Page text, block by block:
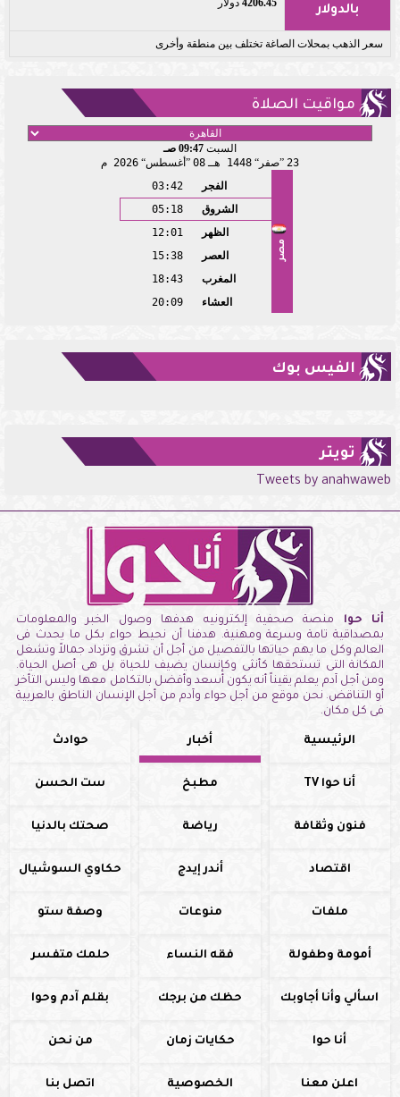
بالدولار
سعر الذهب بمحلات الصاغة تختلف بين منطقة وأخرى
مواقيت الصلاة
السبت 09:47 صـ
23
صفر 1448 هـ 08 أغسطس 2026 م
مصر
الفجر
03:42
الشروق
05:18
الظهر
12:01
العصر
15:38
المغرب
18:43
العشاء
20:09
الفيس بوك
تويتر
Tweets by anahwaweb
أنا حوا منصة صحفية إلكترونيه هدفها وصول الخبر والمعلومات
بمصداقية تامة وسرعة ومهنية. هدفنا أن نحيط حواء بكل ما يحدث فى
العالم وكل ما يهم حياتها بالتفصيل من أجل أن تشرق وتزداد جمالاً وتشغل
المكانة التى تستحقها كأنثى وكإنسان يضيف للحياة بل هى أصل الحياة.
ومن أجل آدم يعلم يقيناً أنه يكون أسعد وأفضل بالتكامل معها وليس التأخر
أو التناقض. نحن موقع من أجل حواء وآدم من أجل الإنسان الناطق بالعربية
فى كل مكان.
الرئيسية أخبار حوادث
أنا حوا TV مطبخ ست الحسن
فنون وثقافة رياضة صحتك بالدنيا
اقتصاد أندر إيدج حكاوي السوشيال
ملفات منوعات وصفة ستو
أمومة وطفولة فقه النساء حلمك متفسر
اسألي وأنا أجاوبك حظك من برجك بقلم آدم وحوا
أنا حوا حكايات زمان من نحن
اعلن معنا الخصوصية اتصل بنا